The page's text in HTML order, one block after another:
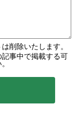
削除いたします。
事中で掲載する可